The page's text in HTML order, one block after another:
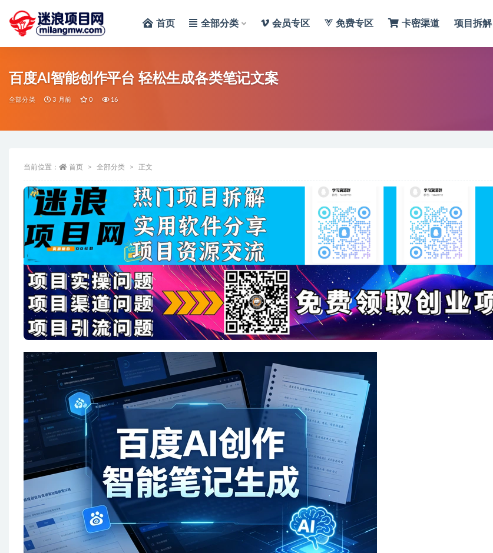
首页 全部分类 会员专区 免费专区 卡密渠道 项目拆解
百度AI智能创作平台 轻松生成各类笔记文案
全部分类 3 月前 0 16
当前位置： 首页 全部分类 正文